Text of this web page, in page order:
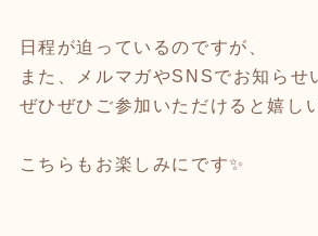
日程が迫っているのですが、
また、メルマガやSNSでお知らせ
ぜひぜひご参加いただけると嬉し
こちらもお楽しみにです✨